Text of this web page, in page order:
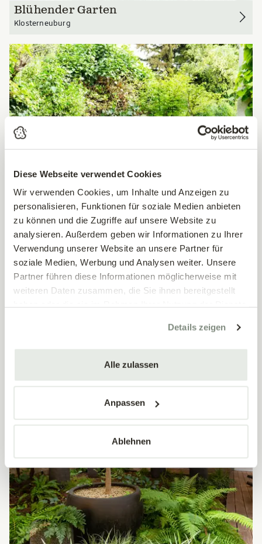
Diese Webseite verwendet Cookies
Wir verwenden Cookies, um Inhalte und Anzeigen zu
personalisieren, Funktionen für soziale Medien anbieten
zu können und die Zugriffe auf unsere Website zu
analysieren. Außerdem geben wir Informationen zu Ihrer
Verwendung unserer Website an unsere Partner für
soziale Medien, Werbung und Analysen weiter. Unsere
Partner führen diese Informationen möglicherweise mit
weiteren Daten zusammen, die Sie ihnen bereitgestellt
Details zeigen
Alle zulassen
Anpassen
Ablehnen
Blühender Garten
Klosterneuburg